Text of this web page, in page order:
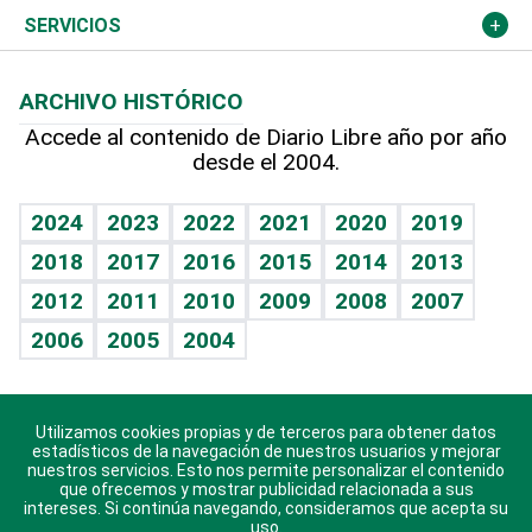
Resto del mundo
Economía personal
Podcast Arte Libre
Hablando con el pediatra
Vida y familia
Eñe
Celebrando la vida
Sin complejos
En pocas palabras
Escuchando al corazón
Economía Personal
Más deportes
Línea de hit
TBT Deportivo
Columnistas
Más firmas
Cambio climático
Opinión
Hecho en casa
Guía del dinero
SERVICIOS
Cumpleaños
Horóscopos
Crucigramas
ARCHIVO HISTÓRICO
Accede al contenido de Diario Libre año por año
desde el 2004.
2024 2023 2022 2021 2020
2019
2018
2017 2016 2015 2014
2013
2012
2011 2010 2009 2008
2007
2006
2005 2004
Descarga nuestras aplicaciones para Android, iOS y
sistema Huawei.
Utilizamos cookies propias y de terceros para obtener datos
estadísticos de la navegación de nuestros usuarios y mejorar
nuestros servicios. Esto nos permite personalizar el contenido
que ofrecemos y mostrar publicidad relacionada a sus
intereses. Si continúa navegando, consideramos que acepta su
uso.